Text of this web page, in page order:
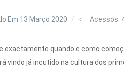
Em 13 Março 2020 Acessos:
exactamente quando e como
vindo já incutido na cultura dos